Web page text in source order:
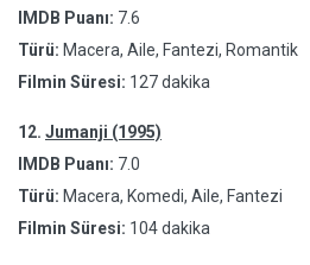
IMDB Puanı: 7.6
Türü: Macera, Aile, Fantezi, Romantik
Filmin Süresi: 127 dakika
12. Jumanji (1995)
IMDB Puanı: 7.0
Türü: Macera, Komedi, Aile, Fantezi
Filmin Süresi: 104 dakika